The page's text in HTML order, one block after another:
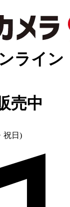
ライン
売中
祝日)